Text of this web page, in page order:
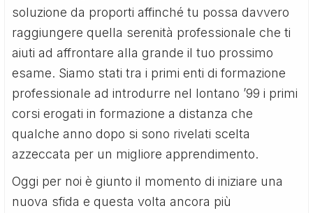
soluzione da proporti affinché tu possa davvero
raggiungere quella serenità professionale che ti
aiuti ad affrontare alla grande il tuo prossimo
esame. Siamo stati tra i primi enti di formazione
professionale ad introdurre nel lontano ’99 i primi
corsi erogati in formazione a distanza che
qualche anno dopo si sono rivelati scelta
azzeccata per un migliore apprendimento.
Oggi per noi è giunto il momento di iniziare una
nuova sfida e questa volta ancora più